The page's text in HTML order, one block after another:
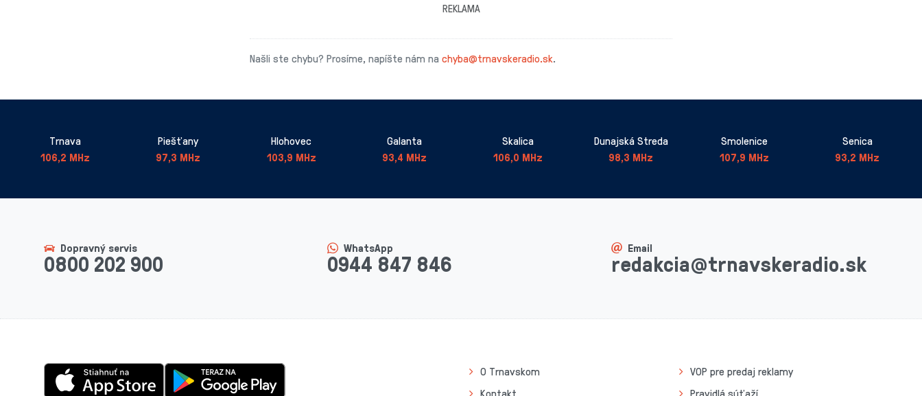
REKLAMA
Našli ste chybu? Prosíme, napíšte nám na chyba@trnavskeradio.sk.
Trnava
106,2 MHz
Piešťany
97,3 MHz
Hlohovec
103,9 MHz
Galanta
93,4 MHz
Skalica
106,0 MHz
Dunajská Streda
98,3 MHz
Smolenice
107,9 MHz
Senica
93,2 MHz
Dopravný servis
0800 202 900
WhatsApp
0944 847 846
Email
redakcia@trnavskeradio.sk
O Trnavskom
VOP pre predaj reklamy